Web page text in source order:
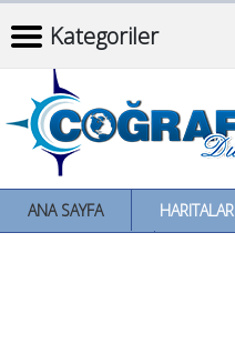
Kategoriler
ANA SAYFA HARITALAR